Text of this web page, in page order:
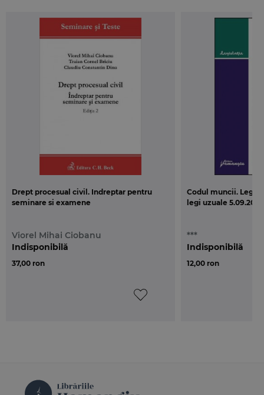
Drept procesual civil. Indreptar pentru
seminare si examene
Viorel Mihai Ciobanu
37,00 ron
Indisponibilă
Codul muncii.
legi uzuale 5.09.2013
***
12,00 ron
Indisponibilă